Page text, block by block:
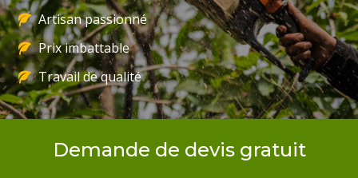
Artisan passionné
Prix imbattable
Travail de qualité
Demande de devis gratuit